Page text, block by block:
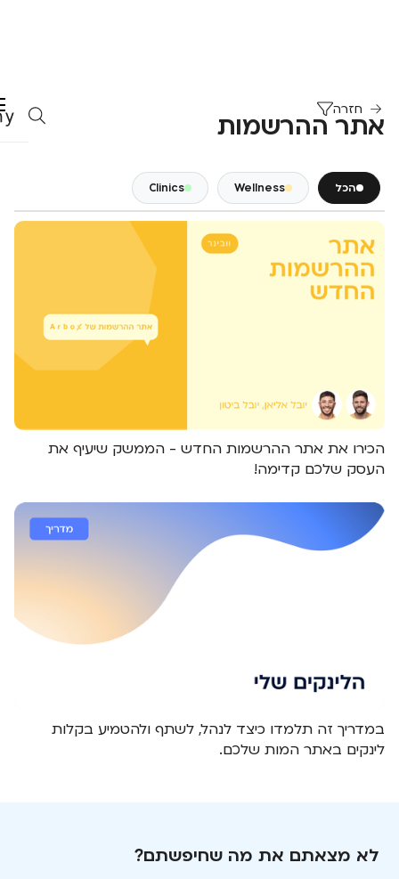
חזרה
אתר ההרשמות
הכל Wellness
Clinics
הכירו את אתר ההרשמות החדש - הממשק שיעיף את
העסק שלכם קדימה!
במדריך זה תלמדו כיצד לנהל, לשתף ולהטמיע בקלות
לינקים באתר המות שלכם.
לא מצאתם את מה שחיפשתם?